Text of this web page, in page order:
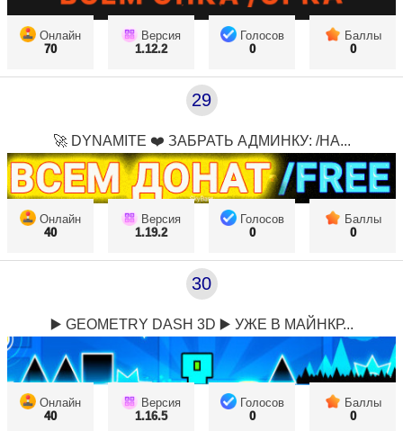
Онлайн
70
Версия
1.12.2
Голосов
0
Баллы
0
29
🚀 DYNAMITE ❤️ ЗАБРАТЬ АДМИНКУ: /HA...
Онлайн
40
Версия
1.19.2
Голосов
0
Баллы
0
30
▶️ GEOMETRY DASH 3D ▶️ УЖЕ В МАЙНКР...
Онлайн
40
Версия
1.16.5
Голосов
0
Баллы
0